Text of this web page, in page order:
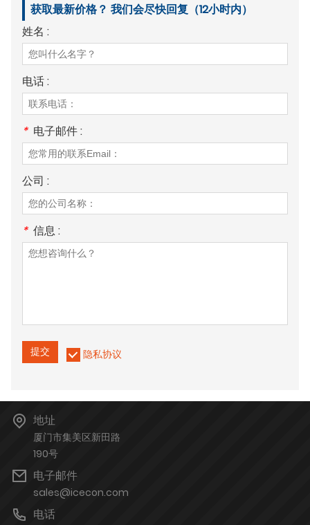
获取最新价格？ 我们会尽快回复（12小时内）
姓名 :
电话 :
* 电子邮件 :
公司 :
* 信息 :
提交 隐私协议
地址
厦门市集美区新田路
190号
电子邮件
sales@icecon.com
电话